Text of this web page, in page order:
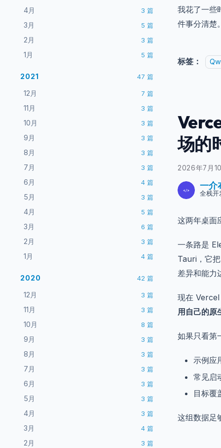
4月 3 篇
3月 5 篇
2月 3 篇
1月 5 篇
2021 47 篇
12月 7 篇
11月 3 篇
10月 3 篇
9月 3 篇
8月 3 篇
7月 3 篇
6月 4 篇
5月 3 篇
4月 5 篇
3月 6 篇
2月 3 篇
1月 4 篇
2020 42 篇
12月 3 篇
11月 3 篇
10月 8 篇
9月 3 篇
8月 3 篇
7月 3 篇
6月 3 篇
5月 3 篇
4月 3 篇
3月 4 篇
2月 3 篇
我花了一些
件事分清楚
标签：
场的
2026年7月
一介
全栈开
这两年桌面
一条路是
Tauri，它
差异和能力
现在
用自己的原
如果只看第
示例应
常见启
目标覆
这组数据足